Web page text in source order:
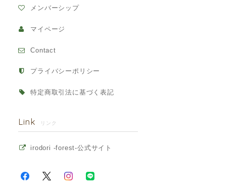
メンバーシップ
マイページ
Contact
プライバシーポリシー
特定商取引法に基づく表記
Link リンク
irodori -forest-公式サイト